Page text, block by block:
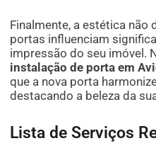
Finalmente, a estética não
portas influenciam
impressão do seu imóvel.
instalação de porta em
que a nova porta
destacando a beleza da
Lista de Serviços